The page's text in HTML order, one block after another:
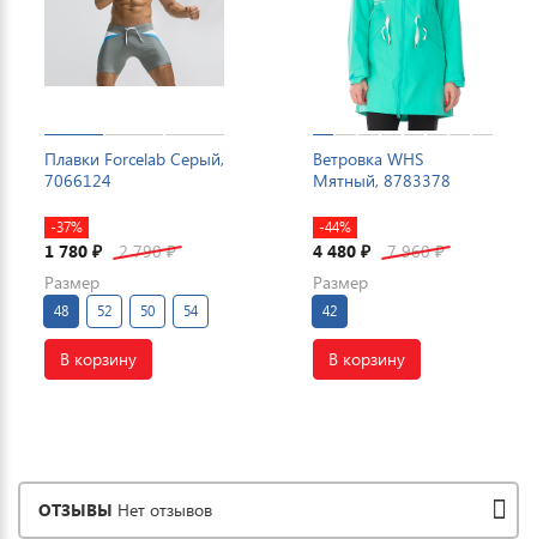
Плавки Forcelab Серый,
7066124
-37%
1 780 ₽ 2 790₽
Размер
48 52 50 54
В корзину
Ветровка WHS
Мятный, 8783378
-44%
4 480 ₽ 7 960₽
Размер
42
В корзину
ОТЗЫВЫ Нет отзывов